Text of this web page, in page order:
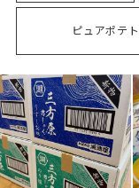
ピュアポテト